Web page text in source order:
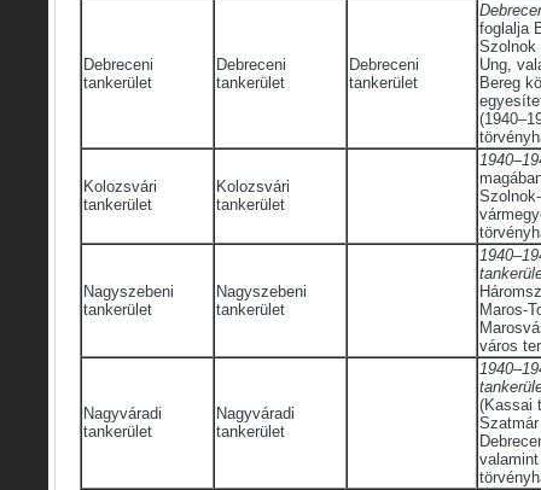
Debreceni
tankerület
Debreceni
tankerület
Debreceni
tankerület
foglalja
Szolnok
Ung,
Bereg
Kolozsvári
tankerület
Kolozsvári
tankerület
Nagyszebeni
tankerület
Nagyszebeni
tankerület
Maros-
város
Nagyváradi
tankerület
Nagyváradi
tankerület
(Kassai